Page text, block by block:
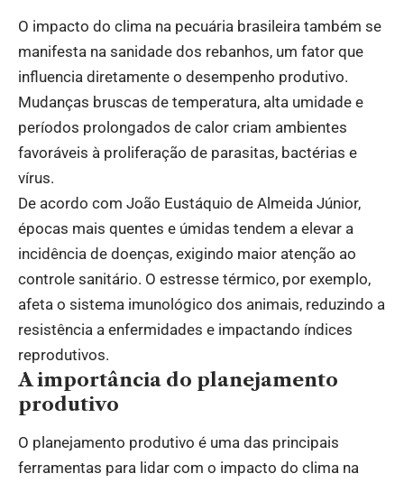
O impacto do clima na pecuária brasileira também se
manifesta na sanidade dos rebanhos, um fator que
influencia diretamente o desempenho produtivo.
Mudanças bruscas de temperatura, alta umidade e
períodos prolongados de calor criam ambientes
favoráveis à proliferação de parasitas, bactérias e
vírus.
De acordo com João Eustáquio de Almeida Júnior,
épocas mais quentes e úmidas tendem a elevar a
incidência de doenças, exigindo maior atenção ao
controle sanitário. O estresse térmico, por exemplo,
afeta o sistema imunológico dos animais, reduzindo a
resistência a enfermidades e impactando índices
reprodutivos.
A importância do planejamento
produtivo
O planejamento produtivo é uma das principais
ferramentas para lidar com o impacto do clima na